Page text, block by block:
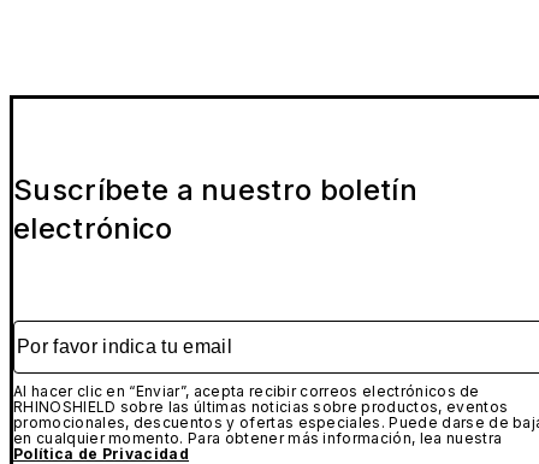
Suscríbete a nuestro boletín
electrónico
Por favor indica tu email
Al hacer clic en “Enviar”, acepta recibir correos electrónicos de
RHINOSHIELD sobre las últimas noticias sobre productos, eventos
promocionales, descuentos y ofertas especiales. Puede darse de
en cualquier momento. Para obtener más información, lea nuestra
Política de Privacidad